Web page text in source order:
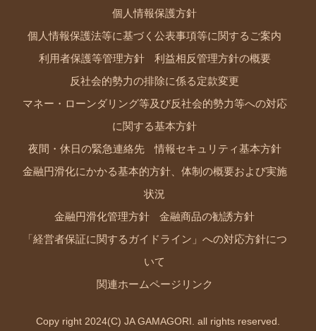
個人情報保護方針
個人情報保護法等に基づく公表事項等に関するご案内
利用者保護等管理方針 利益相反管理方針の概要
反社会的勢力の排除に係る定款変更
マネー・ローンダリング等及び反社会的勢力等への対応
に関する基本方針
夜間・休日の緊急連絡先 情報セキュリティ基本方針
金融円滑化にかかる基本的方針、体制の概要および実施
状況
金融円滑化管理方針 金融商品の勧誘方針
「経営者保証に関するガイドライン」への対応方針につ
いて
関連ホームページリンク
Copy right 2024(C) JA GAMAGORI. all rights reserved.